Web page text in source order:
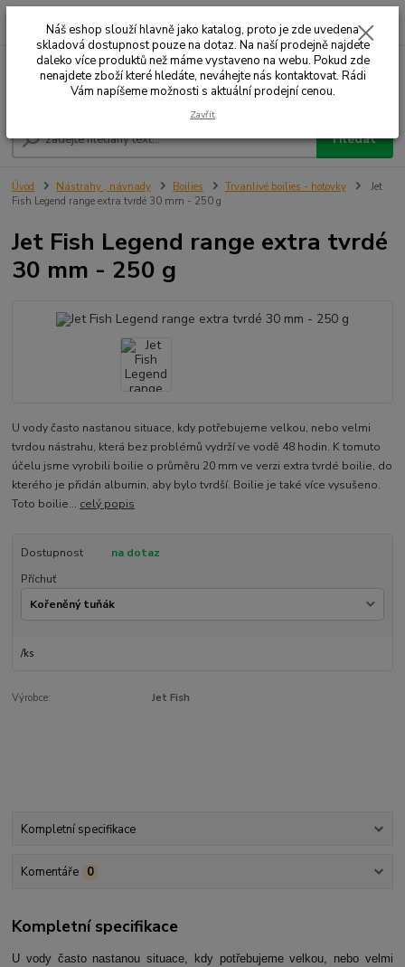
Menu
Hledat
+420 732 707 573 za
Úvod Nástrahy , návnady Boilies Trvanlivé boilies - hotovky
Jet
Fish Legend range extra tvrdé 30 mm - 250 g
Jet Fish Legend range extra tvrdé
30 mm - 250 g
U vody často nastanou situace, kdy potřebujeme velkou, nebo velmi
tvrdou nástrahu, která bez problémů vydrží ve vodě 48 hodin. K tomuto
účelu jsme vyrobili boilie o průměru 20 mm ve verzi extra tvrdé boilie, do
kterého je přidán albumin, aby bylo tvrdší. Boilie je také více vysušeno.
Toto boilie... celý popis
Dostupnost
na dotaz
Příchuť
/ks
Výrobce: Jet Fish
Kompletní specifikace
Komentáře 0
Kompletní specifikace
U vody často nastanou situace, kdy potřebujeme velkou, nebo velmi
Náš eshop slouží hlavně jako katalog, proto je zde uvedena
skladová dostupnost pouze na dotaz. Na naší prodejně najdete
daleko více produktů než máme vystaveno na webu. Pokud zde
nenajdete zboží které hledáte, neváhejte nás kontaktovat. Rádi
Vám napíšeme možnosti s aktuální prodejní cenou.
Zavřít